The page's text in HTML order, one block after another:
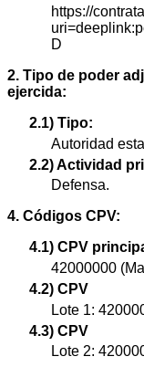
https://
D
2. Tipo de poder
ejercida:
2.1) Tipo:
Autoridad
2.2) Actividad
Defensa.
4. Códigos CPV:
4.1) CPV
42000000
4.2) CPV
Lote 1:
4.3) CPV
Lote 2: